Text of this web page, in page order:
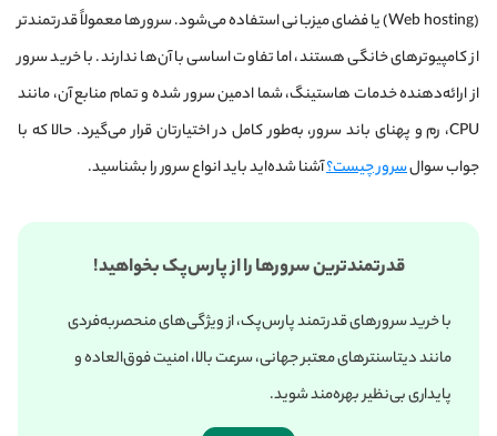
(Web hosting) یا فضای میزبانی استفاده می‌شود. سرورها معمولاً قدرتمندتر
از کامپیوترهای خانگی هستند، اما تفاوت اساسی با آن‌ها ندارند. با خرید سرور
از ارائه‌دهنده خدمات هاستینگ، شما ادمین سرور شده و تمام منابع آن، مانند
CPU، رم و پهنای باند سرور، به‌طور کامل در اختیارتان قرار می‌گیرد. حالا که با
جواب سوالسرور چیست؟آشنا شده‌اید باید انواع سرور را بشناسید.
قدرتمندترین سرورها را از پارس‌پک بخواهید!
با خرید سرورهای قدرتمند پارس‌پک، از ویژگی‌های منحصربه‌فردی
مانند دیتاسنترهای معتبر جهانی، سرعت بالا، امنیت فوق‌العاده و
پایداری بی‌نظیر بهره‌مند شوید.